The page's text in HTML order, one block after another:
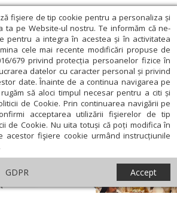
fişiere de tip cookie pentru a personaliza și
ta pe Website-ul nostru. Te informăm că ne-
pentru a integra în acestea și în activitatea
cele mai recente modificări propuse de
679 privind protecția persoanelor fizice în
datelor cu caracter personal și privind
date. Înainte de a continua navigarea pe
să aloci timpul necesar pentru a citi și
de Cookie. Prin continuarea navigării pe
acceptarea utilizării fişierelor de tip
de Cookie. Nu uita totuși că poți modifica în
acestor fişiere cookie urmând instrucțiunile
GDPR Accept
Arhiepiscopul Aradului
Aradului
Știri